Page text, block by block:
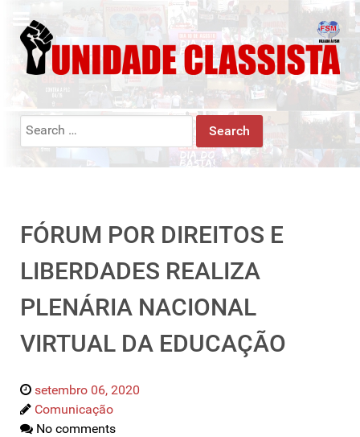
Search
FÓRUM POR DIREITOS E
LIBERDADES REALIZA
PLENÁRIA NACIONAL
VIRTUAL DA EDUCAÇÃO
setembro 06, 2020
Comunicação
No comments